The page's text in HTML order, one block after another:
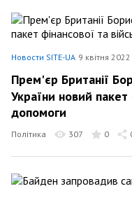
Новости SITE-UA 9 квітня
Прем'єр Британії
України новий пакет
допомоги
Політика 307 0